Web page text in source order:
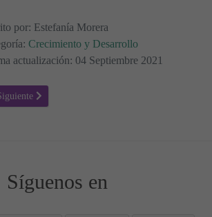
por: Estefanía Morera
Crecimiento y Desarrollo
actualización: 04 Septiembre 2021
¿Cómo puedo aliviar el dolor de la dentición?
siguiente: Retraso en el lenguaje. Lo que
Síguenos en